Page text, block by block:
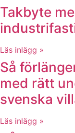
Takbyte
Läs inlägg »
Så
med rätt
svenska
Läs inlägg »